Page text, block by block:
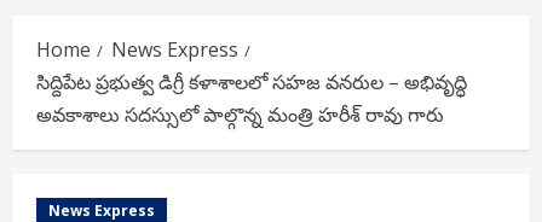
Home
News Express
సిద్దిపేట ప్రభుత్వ డిగ్రీ కళాశాలలో సహజ వనరుల – అభివృద్ధి
అవకాశాలు సదస్సులో పాల్గొన్న మంత్రి హరీశ్ రావు గారు
News Express